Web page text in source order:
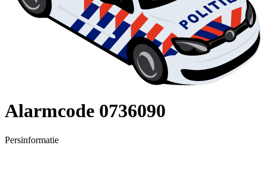
Alarmcode 0736090
Persinformatie